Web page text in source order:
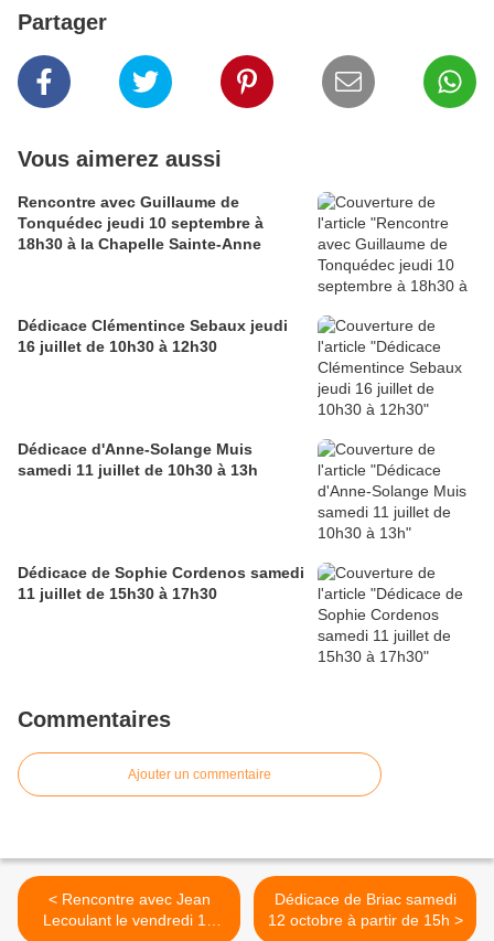
Partager
Vous aimerez aussi
Rencontre avec Guillaume de
Tonquédec jeudi 10 septembre à
18h30 à la Chapelle Sainte-Anne
Dédicace Clémentince Sebaux jeudi
16 juillet de 10h30 à 12h30
Dédicace d'Anne-Solange Muis
samedi 11 juillet de 10h30 à 13h
Dédicace de Sophie Cordenos samedi
11 juillet de 15h30 à 17h30
Commentaires
Ajouter un commentaire
< Rencontre avec Jean
Lecoulant le vendredi 11
Dédicace de Briac samedi
12 octobre à partir de 15h >